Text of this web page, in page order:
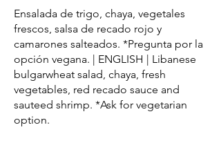
Ensalada de trigo, chaya, vegetales
frescos, salsa de recado rojo y
camarones salteados. *Pregunta por la
opción vegana. | ENGLISH | Libanese
bulgarwheat salad, chaya, fresh
vegetables, red recado sauce and
sauteed shrimp. *Ask for vegetarian
option.